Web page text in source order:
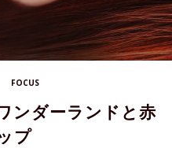
FOCUS
ンダーランドと赤
プ